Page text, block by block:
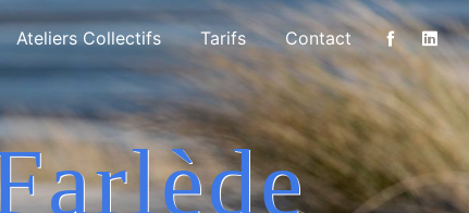
Ateliers Collectifs Tarifs Contact